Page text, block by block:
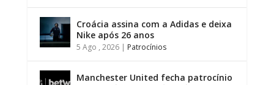
Croácia assina com a Adidas e deixa
Nike após 26 anos
5 Ago , 2026| Patrocínios
Manchester United fecha patrocínio